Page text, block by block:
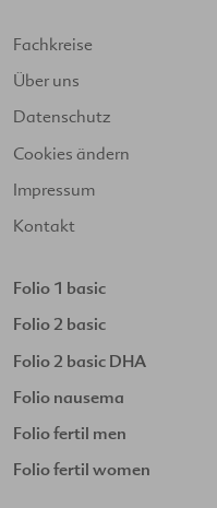
Fachkreise
Über uns
Datenschutz
Cookies ändern
Impressum
Kontakt
Folio 1 basic
Folio 2 basic
Folio 2 basic DHA
Folio nausema
Folio fertil men
Folio fertil women